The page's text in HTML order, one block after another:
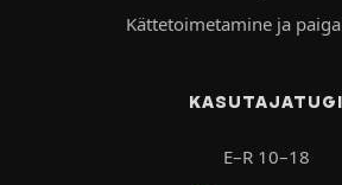
Kättetoimetamine ja
KASUTAJATUGI
E–R 10–18